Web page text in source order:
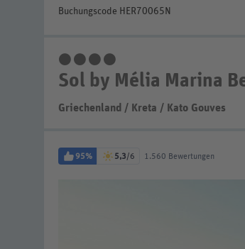
Buchungscode HER70065N
Sol by Mélia Marina
Griechenland / Kreta / Kato Gouves
95% 5,3/6 1.560 Bewertungen